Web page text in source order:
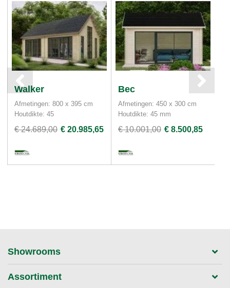
Walker
Afmetingen: 800 x 395 cm
Houtdikte: 45
€ 24.689,00 € 20.985,65
Bec
Afmetingen: 450 x 300 cm
Houtdikte: 45 mm
€ 10.001,00 € 8.500,85
Showrooms
Assortiment